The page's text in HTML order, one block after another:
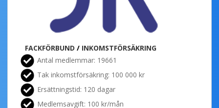
FACKFÖRBUND / INKOMSTFÖRSÄKRING
Antal medlemmar: 19661
Tak inkomstförsäkring: 100 000 kr
Ersättningstid: 120 dagar
Medlemsavgift: 100 kr/mån